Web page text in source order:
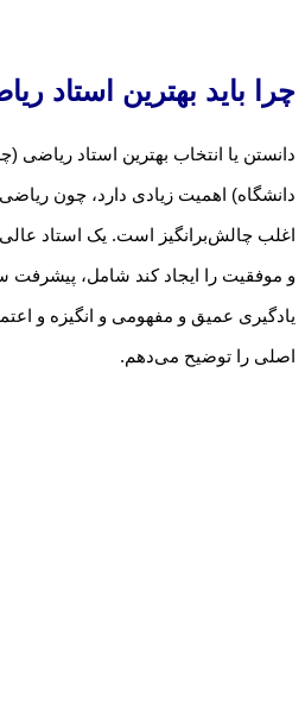
چرا باید بهترین استاد
دانستن یا انتخاب بهترین استاد ریاضی
دانشگاه) اهمیت زیادی دارد، چون
اغلب چالش‌برانگیز است. یک استاد
و موفقیت را ایجاد کند شامل، پیشرفت
یادگیری عمیق و مفهومی و انگیزه و
اصلی را توضیح می‌دهم.